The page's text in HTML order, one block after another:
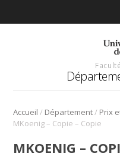
Accueil / Département/ Prix
MKoenig – Copie – Copie
MKOENIG –